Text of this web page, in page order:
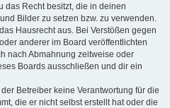
das Recht besitzt, die in deinen
Bilder zu setzen bzw. zu verwenden.
Hausrecht aus. Bei Verstößen gegen
anderer im Board veröffentlichten
nach Abmahnung zeitweise oder
Boards ausschließen und dir ein
Betreiber keine Verantwortung für die
die er nicht selbst erstellt hat oder die